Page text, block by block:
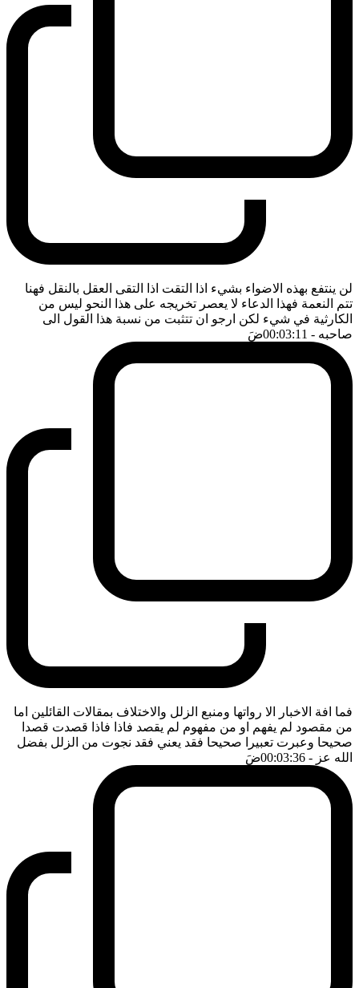
لن ينتفع بهذه الاضواء بشيء اذا التقت اذا التقى العقل بالنقل فهنا
تتم النعمة فهذا الدعاء لا يعصر تخريجه على هذا النحو ليس من
الكارثية في شيء لكن ارجو ان تتثبت من نسبة هذا القول الى
صاحبه - 00:03:11 ضَ
فما افة الاخبار الا رواتها ومنبع الزلل والاختلاف بمقالات القائلين اما
من مقصود لم يفهم او من مفهوم لم يقصد فاذا فاذا قصدت قصدا
صحيحا وعبرت تعبيرا صحيحا فقد يعني فقد نجوت من الزلل بفضل
الله عز - 00:03:36 ضَ